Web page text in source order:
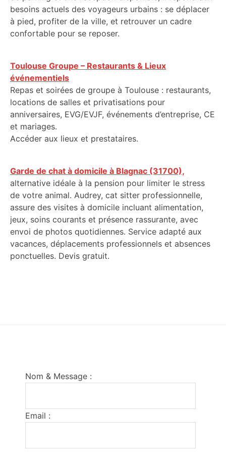
besoins actuels des voyageurs urbains : se déplacer
à pied, profiter de la ville, et retrouver un cadre
confortable pour se reposer.
Toulouse Groupe – Restaurants & Lieux
événementiels
Repas et soirées de groupe à Toulouse : restaurants,
locations de salles et privatisations pour
anniversaires, EVG/EVJF, événements d’entreprise, CE
et mariages.
Accéder aux lieux et prestataires.
Garde de chat à domicile à Blagnac (31700),
alternative idéale à la pension pour limiter le stress
de votre animal. Audrey, cat sitter professionnelle,
assure des visites à domicile incluant alimentation,
jeux, soins courants et présence rassurante, avec
envoi de photos quotidiennes. Service adapté aux
vacances, déplacements professionnels et absences
ponctuelles. Devis gratuit.
Nom & Message :
Email :